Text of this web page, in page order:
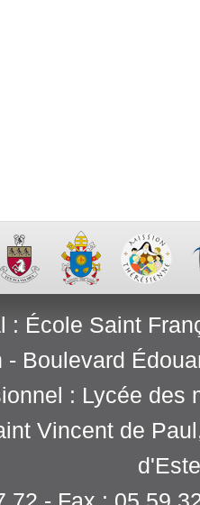
: École Saint
- Boulevard
: Lycée des
Vincent de